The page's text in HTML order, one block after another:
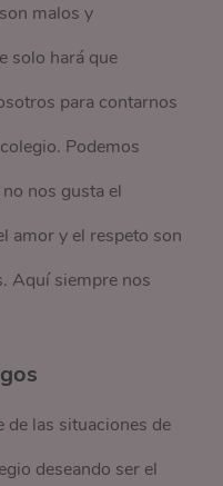
malos y
solo hará que
para contarnos
Podemos
nos gusta el
amor y el respeto son
Aquí siempre nos
de las situaciones de
deseando ser el